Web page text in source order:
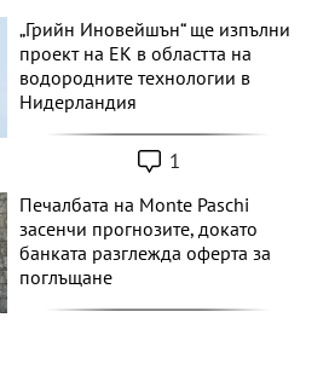
„Грийн Иновейшън“ ще изпълни
проект на ЕК в областта на
водородните технологии в
Нидерландия
1
Печалбата на Monte Paschi
засенчи прогнозите, докато
банката разглежда оферта за
поглъщане